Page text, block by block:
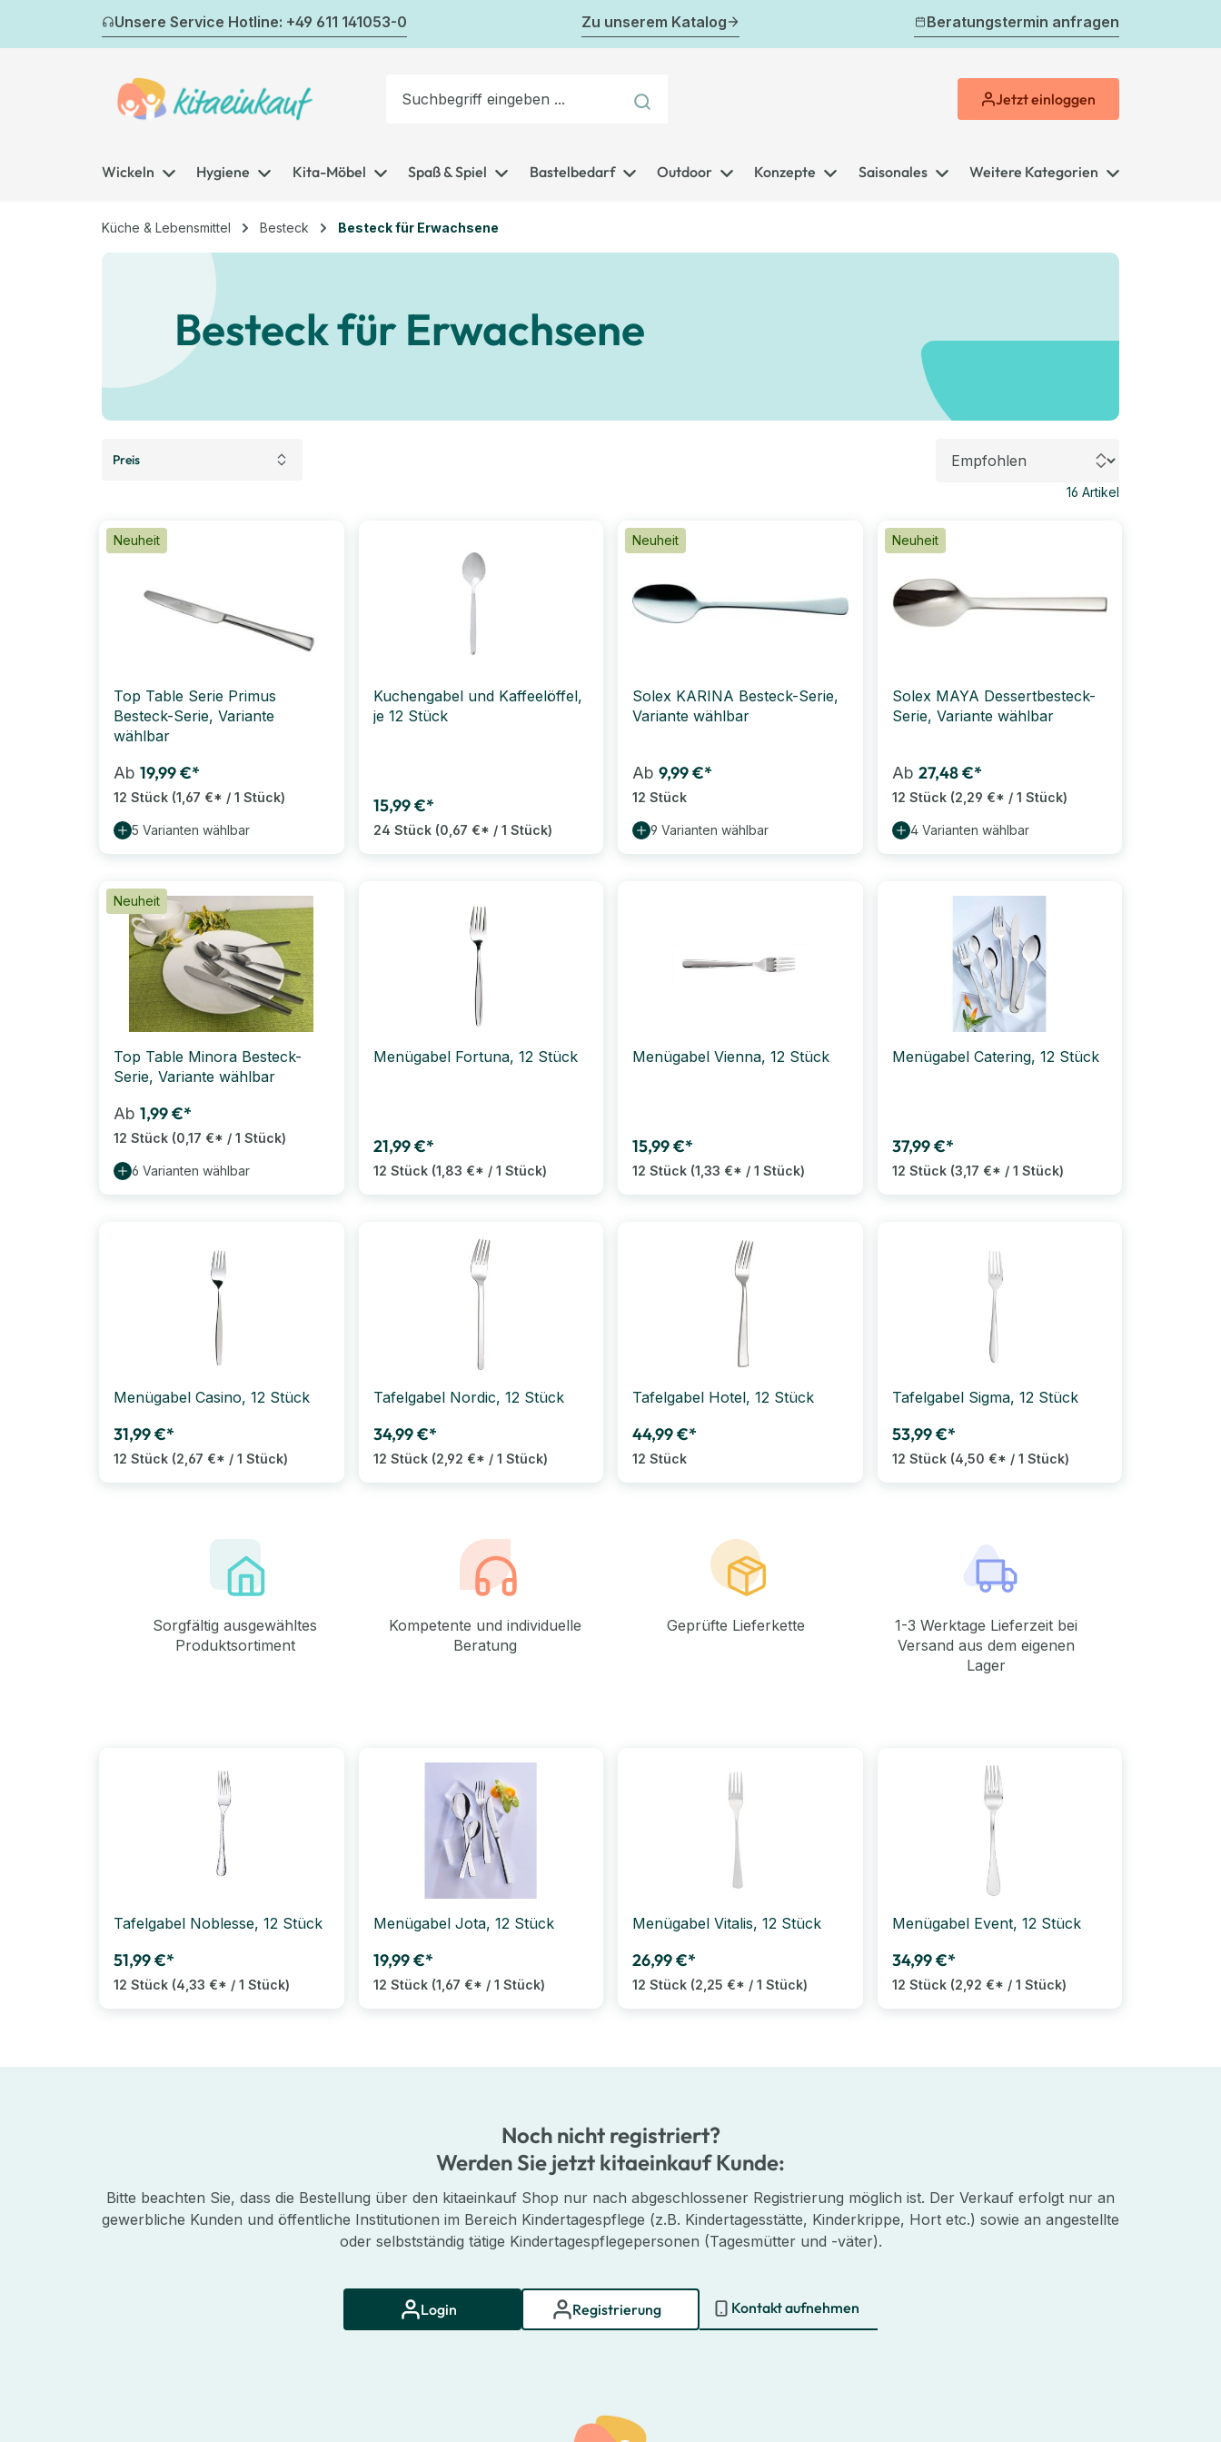
Hauptinhalt springen
Zur Suche springen
Zur Hauptnavigation springen
Unsere Service Hotline: +49 611 141053-0 Zu unserem Katalog Beratungstermin anfragen
Jetzteinloggen
Wickeln Hygiene Kita-Möbel Spaß & Spiel Bastelbedarf Outdoor Konzepte Saisonales Weitere Kategorien
Küche & Lebensmittel Besteck Besteck für Erwachsene
Besteck für Erwachsene
Preis
16 Artikel
Neuheit
Top Table Serie Primus
Besteck-Serie, Variante
wählbar
Ab 19,99 €*
12 Stück (1,67 €* / 1 Stück)
5 Varianten wählbar
Kuchengabel und Kaffeelöffel,
je 12 Stück
15,99 €*
24 Stück (0,67 €* / 1 Stück)
Neuheit
Solex KARINA Besteck-Serie,
Variante wählbar
Ab 9,99 €*
12 Stück
9 Varianten wählbar
Neuheit
Solex MAYA Dessertbesteck-
Serie, Variante wählbar
Ab 27,48 €*
12 Stück (2,29 €* / 1 Stück)
4 Varianten wählbar
Neuheit
Top Table Minora Besteck-
Serie, Variante wählbar
Ab 1,99 €*
12 Stück (0,17 €* / 1 Stück)
6 Varianten wählbar
Menügabel Fortuna, 12 Stück
21,99 €*
12 Stück (1,83 €* / 1 Stück)
Menügabel Vienna, 12 Stück
15,99 €*
12 Stück (1,33 €* / 1 Stück)
Menügabel Catering, 12 Stück
37,99 €*
12 Stück (3,17 €* / 1 Stück)
Menügabel Casino, 12 Stück
31,99 €*
12 Stück (2,67 €* / 1 Stück)
Tafelgabel Nordic, 12 Stück
34,99 €*
12 Stück (2,92 €* / 1 Stück)
Tafelgabel Hotel, 12 Stück
44,99 €*
12 Stück
Tafelgabel Sigma, 12 Stück
53,99 €*
12 Stück (4,50 €* / 1 Stück)
Sorgfältig ausgewähltes
Produktsortiment
Kompetente und individuelle
Beratung
Geprüfte Lieferkette
1-3 Werktage Lieferzeit bei
Versand aus dem eigenen
Lager
Tafelgabel Noblesse, 12 Stück
51,99 €*
12 Stück (4,33 €* / 1 Stück)
Menügabel Jota, 12 Stück
19,99 €*
12 Stück (1,67 €* / 1 Stück)
Menügabel Vitalis, 12 Stück
26,99 €*
12 Stück (2,25 €* / 1 Stück)
Menügabel Event, 12 Stück
34,99 €*
12 Stück (2,92 €* / 1 Stück)
Noch nicht registriert?
Werden Sie jetzt kitaeinkauf Kunde:
Bitte beachten Sie, dass die Bestellung über den kitaeinkauf Shop nur nach abgeschlossener Registrierung möglich ist. Der Verkauf erfolgt nur an
gewerbliche Kunden und öffentliche Institutionen im Bereich Kindertagespflege (z.B. Kindertagesstätte, Kinderkrippe, Hort etc.) sowie an angestellte
oder selbstständig tätige Kindertagespflegepersonen (Tagesmütter und -väter).
Login Registrierung Kontakt aufnehmen